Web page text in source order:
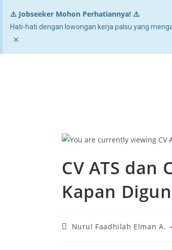
⚠️ Jobseeker Mohon Perhatiannya! ⚠️
Hati-hati dengan lowongan kerja palsu yang
×
CV ATS dan
Kapan
Nurul Faadhilah Elman A.